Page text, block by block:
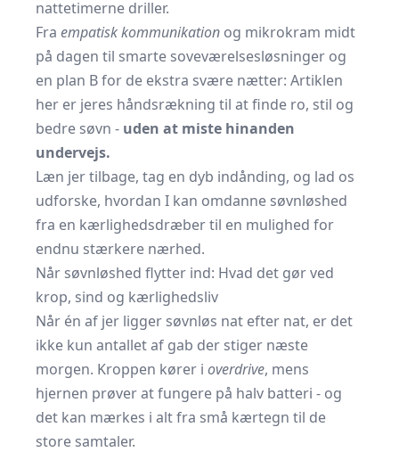
nattetimerne driller.
Fra empatisk kommunikation og mikrokram midt
på dagen til smarte soveværelsesløsninger og
en plan B for de ekstra svære nætter: Artiklen
her er jeres håndsrækning til at finde ro, stil og
bedre søvn - uden at miste hinanden
undervejs.
Læn jer tilbage, tag en dyb indånding, og lad os
udforske, hvordan I kan omdanne søvnløshed
fra en kærlighedsdræber til en mulighed for
endnu stærkere nærhed.
Når søvnløshed flytter ind: Hvad det gør ved
krop, sind og kærlighedsliv
Når én af jer ligger søvnløs nat efter nat, er det
ikke kun antallet af gab der stiger næste
morgen. Kroppen kører i overdrive, mens
hjernen prøver at fungere på halv batteri - og
det kan mærkes i alt fra små kærtegn til de
store samtaler.